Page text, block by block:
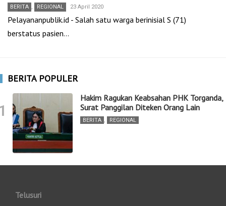
BERITA , REGIONAL 23 April 2020
Pelayananpublik.id - Salah satu warga berinisial S (71)
berstatus pasien…
BERITA POPULER
Hakim Ragukan Keabsahan PHK Torganda,
Surat Panggilan Diteken Orang Lain
BERITA , REGIONAL
Telusuri